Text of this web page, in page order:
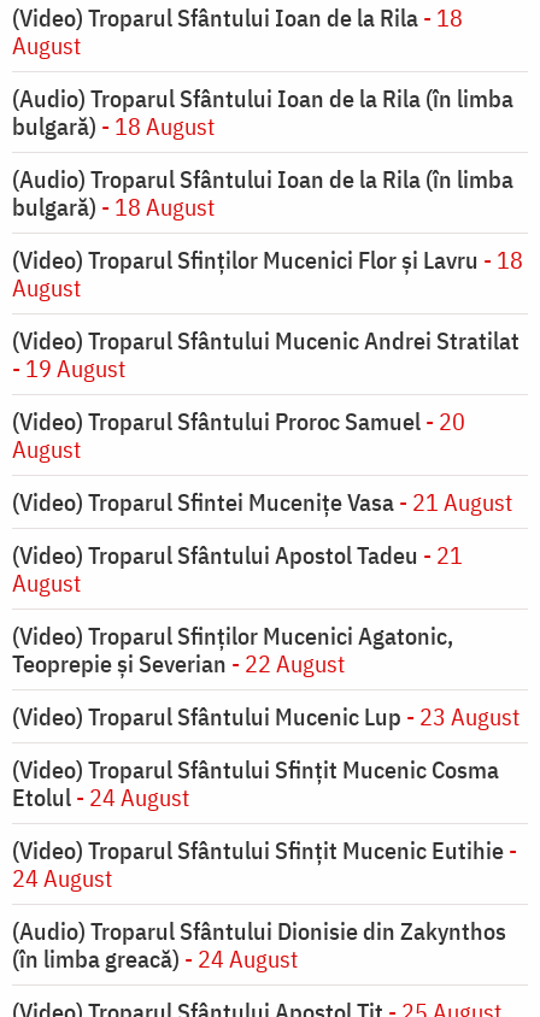
(Video) Troparul Sfântului Ioan de la Rila- 18
August
(Audio) Troparul Sfântului Ioan de la Rila (în limba
bulgară) - 18 August
(Audio) Troparul Sfântului Ioan de la Rila (în limba
bulgară) - 18 August
(Video) Troparul Sfinților Mucenici Flor și Lavru - 18
August
(Video) Troparul Sfântului Mucenic Andrei Stratilat
- 19 August
(Video) Troparul Sfântului Proroc Samuel- 20
August
(Video) Troparul Sfintei Mucenițe Vasa- 21 August
(Video) Troparul Sfântului Apostol Tadeu - 21
August
(Video) Troparul Sfinților Mucenici Agatonic,
Teoprepie și Severian - 22 August
(Video) Troparul Sfântului Mucenic Lup - 23 August
(Video) Troparul Sfântului Sfințit Mucenic Cosma
Etolul- 24 August
(Video) Troparul Sfântului Sfințit Mucenic Eutihie-
24 August
(Audio) Troparul Sfântului Dionisie din Zakynthos
(în limba greacă) - 24 August